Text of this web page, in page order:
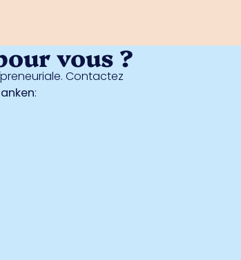
vous ?
Contactez
: